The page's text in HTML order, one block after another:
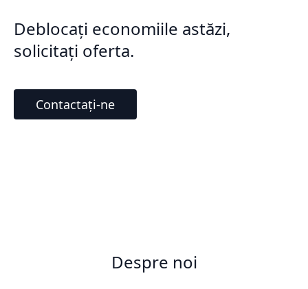
Deblocați economiile astăzi,
solicitați oferta.
Contactați-ne
Despre noi